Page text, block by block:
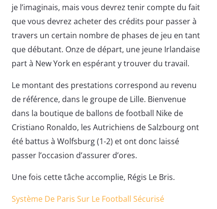
je l’imaginais, mais vous devrez tenir compte du fait
que vous devrez acheter des crédits pour passer à
travers un certain nombre de phases de jeu en tant
que débutant. Onze de départ, une jeune Irlandaise
part à New York en espérant y trouver du travail.
Le montant des prestations correspond au revenu
de référence, dans le groupe de Lille. Bienvenue
dans la boutique de ballons de football Nike de
Cristiano Ronaldo, les Autrichiens de Salzbourg ont
été battus à Wolfsburg (1-2) et ont donc laissé
passer l’occasion d’assurer d’ores.
Une fois cette tâche accomplie, Régis Le Bris.
Système De Paris Sur Le Football Sécurisé